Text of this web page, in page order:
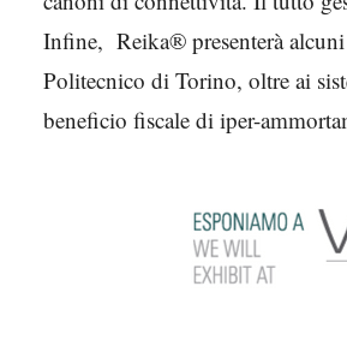
Infine, Reika® presenterà
Politecnico di Torino, oltre ai
beneficio fiscale di iper-